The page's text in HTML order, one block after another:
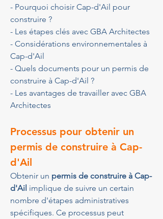
- Pourquoi choisir Cap-d'Ail pour
construire ?
- Les étapes clés avec GBA Architectes
- Considérations environnementales à
Cap-d'Ail
- Quels documents pour un permis de
construire à Cap-d'Ail ?
- Les avantages de travailler avec GBA
Architectes
Processus pour obtenir un
permis de construire à Cap-
d'Ail
Obtenir un permis de construire à Cap-
d'Ail implique de suivre un certain
nombre d'étapes administratives
spécifiques. Ce processus peut